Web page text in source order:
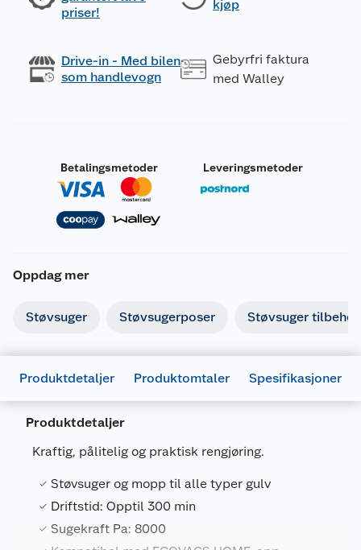
priser!
kjøp
Drive-in - Med bilen
som handlevogn
Gebyrfri faktura
med Walley
Betalingsmetoder Leveringsmetoder
Oppdag mer
Støvsuger Støvsugerposer Støvsuger tilbehør
Produktdetaljer Produktomtaler Spesifikasjoner
Produktdetaljer
Kraftig, pålitelig og praktisk rengjøring.
Støvsuger og mopp til alle typer gulv
Driftstid: Opptil 300 min
Sugekraft Pa: 8000
Artikkelnummer
6970135032709
Farge